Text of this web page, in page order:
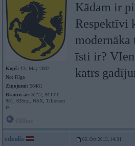
Kopš: 13. May 2002
No: Rīga
Ziņojumi: 56481
Braucu ar: S212, 911TT,
951, 635csi, NSX, Tillotson
t4
Kādam ir
Respektīvi
īsti ir?
katrs
edzulis 05. Oct 2013, 14:31